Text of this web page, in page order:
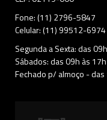
Fone: (11) 2796-5847
Celular: (11) 99512-6974
Segunda a Sexta: das
Sábados: das 09h às 17h
Fechado p/ almoço -